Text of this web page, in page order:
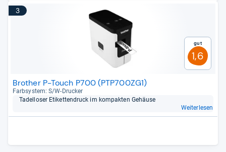
3
Gut
1,6
Brother P-Touch P700 (PTP700ZG1)
Farb­sys­tem: S/W-​Dru­cker
Tadel­lo­ser Eti­ket­ten­druck im kom­pak­ten Gehäuse
Weiterlesen